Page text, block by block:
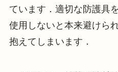
ています．適切な防護具
使用しないと本来避けら
抱えてしまいます．